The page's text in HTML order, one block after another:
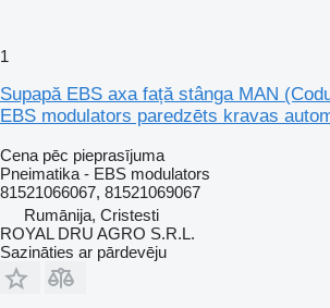
1
Supapă EBS axa față stânga MAN
EBS modulators paredzēts kravas
Cena pēc pieprasījuma
Pneimatika - EBS modulators
81521066067, 81521069067
Rumānija, Cristesti
ROYAL DRU AGRO S.R.L.
Sazināties ar pārdevēju